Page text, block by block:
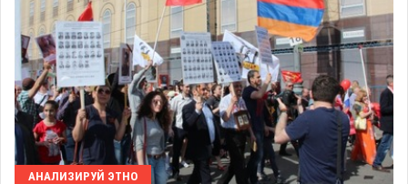
АНАЛИЗИРУЙ ЭТНО